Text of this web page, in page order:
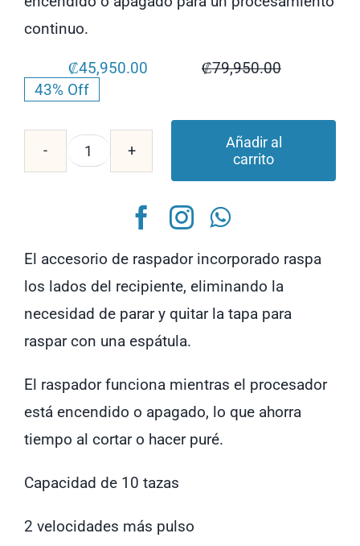
continuo.
₡79,950.00Original
₡45,950.00
Current
43% Off
Procesador
Alimentos
cantidad
Añadir al
carrito
El accesorio de raspador incorporado raspa
los lados del recipiente, eliminando la
necesidad de parar y quitar la tapa para
raspar con una espátula.
El raspador funciona mientras el procesador
está encendido o apagado, lo que ahorra
tiempo al cortar o hacer puré.
Capacidad de 10 tazas
2 velocidades más pulso